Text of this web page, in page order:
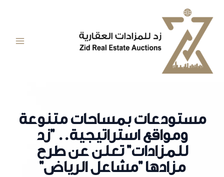
المحتوى
مستودعات بمساحات متنوعة
ومواقع استراتيجية.. "زد
للمزادات" تعلن عن طرح
مزادها "مشاعل الرياض"